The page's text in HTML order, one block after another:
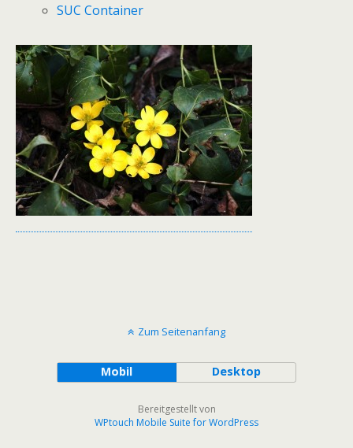
SUC Container
Zum Seitenanfang
Mobil Desktop
Bereitgestellt von
WPtouch Mobile Suite for WordPress